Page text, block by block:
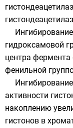
гидроксамовой
центра
фенильной
активности
накоплению
гистонов в